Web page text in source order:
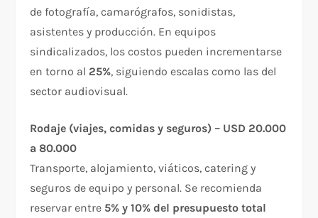
de fotografía, camarógrafos, sonidistas,
asistentes y producción. En equipos
sindicalizados, los costos pueden incrementarse
en torno al 25%, siguiendo escalas como las del
sector audiovisual.
Rodaje (viajes, comidas y seguros) – USD 20.000
a 80.000
Transporte, alojamiento, viáticos, catering y
seguros de equipo y personal. Se recomienda
reservar entre 5% y 10% del presupuesto total